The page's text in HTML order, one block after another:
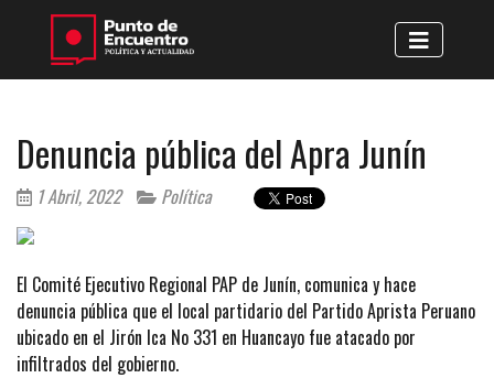
Denuncia pública del Apra Junín
1 Abril, 2022 Política
El Comité Ejecutivo Regional PAP de Junín, comunica y hace
denuncia pública que el local partidario del Partido Aprista Peruano
ubicado en el Jirón Ica No 331 en Huancayo fue atacado por
infiltrados del gobierno.